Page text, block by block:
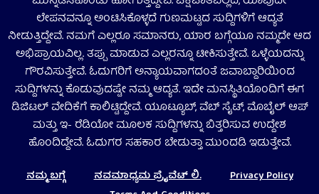
ಲೇಪನವನ್ನೂ ಅಂಟಿಸಿಕೊಳ್ಳದೆ ಗುಣಮಟ್ಟದ ಸುದ್ದಿಗಳಿಗೆ ಆದ್ಯತೆ
ನೀಡುತ್ತಿದ್ದೇವೆ. ನಮಗೆ ಎಲ್ಲರೂ ಸಮಾನರು, ಯಾರ ಬಗ್ಗೆಯೂ ನಮ್ಮದೇ ಆದ
ಅಭಿಪ್ರಾಯವಿಲ್ಲ. ತಪ್ಪು ಮಾಡುವ ಎಲ್ಲರನ್ನೂ ಟೀಕಿಸುತ್ತೇವೆ. ಒಳ್ಳೆಯದನ್ನು
ಗೌರವಿಸುತ್ತೇವೆ. ಓದುಗರಿಗೆ ಅನ್ಯಾಯವಾಗದಂತೆ ಜವಾಬ್ದಾರಿಯಿಂದ
ಸುದ್ದಿಗಳನ್ನು ಕೊಡುವುದಷ್ಟೇ ನಮ್ಮ ಆದ್ಯತೆ. ಇದೇ ಮನಸ್ಥಿತಿಯೊಂದಿಗೆ ಈಗ
ಡಿಜಿಟಲ್‌ ವೇದಿಕೆಗೆ ಕಾಲಿಟ್ಟಿದ್ದೇವೆ. ಯೂಟ್ಯೂಬ್‌, ವೆಬ್ ಸೈಟ್‌, ಮೊಬೈಲ್‌ ಆಪ್‌
ಮತ್ತು ಇ- ರೆಡಿಯೋ ಮೂಲಕ ಸುದ್ದಿಗಳನ್ನು ಬಿತ್ತರಿಸುವ ಉದ್ದೇಶ
ಹೊಂದಿದ್ದೇವೆ. ಓದುಗರ ಸಹಕಾರ ಬೇಡುತ್ತಾ ಮುಂದಡಿ ಇಡುತ್ತೇವೆ.
ನಮ್ಮ ಬಗ್ಗೆ ನವಮಾಧ್ಯಮ ಪ್ರೈವೆಟ್‌ ಲಿ.
Privacy Policy